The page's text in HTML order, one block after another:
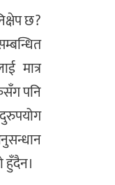
छ?
मात्र
पनि
हुँदैन।